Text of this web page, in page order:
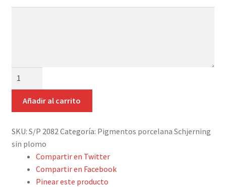
¿Quiénes somos?
Contacto
Nº2082
cantidad
Añadir al carrito
SKU: S/P 2082 Categoría: Pigmentos porcelana Schjerning
sin plomo
Compartir en Twitter
Compartir en Facebook
Pinear este producto